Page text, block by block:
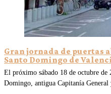
Gran jornada de puertas
Santo Domingo de
El próximo sábado 18 de octubre de
Domingo, antigua Capitanía General